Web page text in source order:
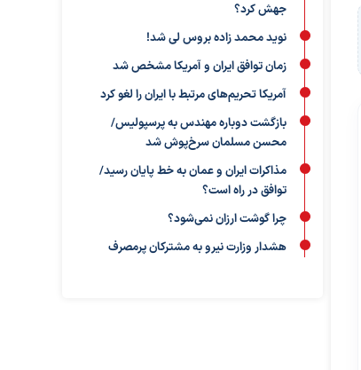
جهش کرد؟
نوید محمد زاده بروس لی شد!
زمان توافق ایران و آمریکا مشخص شد
آمریکا تحریم‌های مرتبط با ایران را لغو کرد
بازگشت دوباره مهندس به پرسپولیس/
محسن مسلمان سرخ‌پوش شد
مذاکرات ایران و عمان به خط پایان رسید/
توافق در راه است؟
چرا گوشت ارزان نمی‌شود؟
هشدار وزارت نیرو به مشترکان پرمصرف